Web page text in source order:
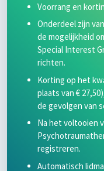
Voorrang en
Onderdeel zijn
de mogelijkheid
Special Interest
richten.
Korting op het
plaats van €
de gevolgen van
Na het voltooien
registreren.
Automatisch